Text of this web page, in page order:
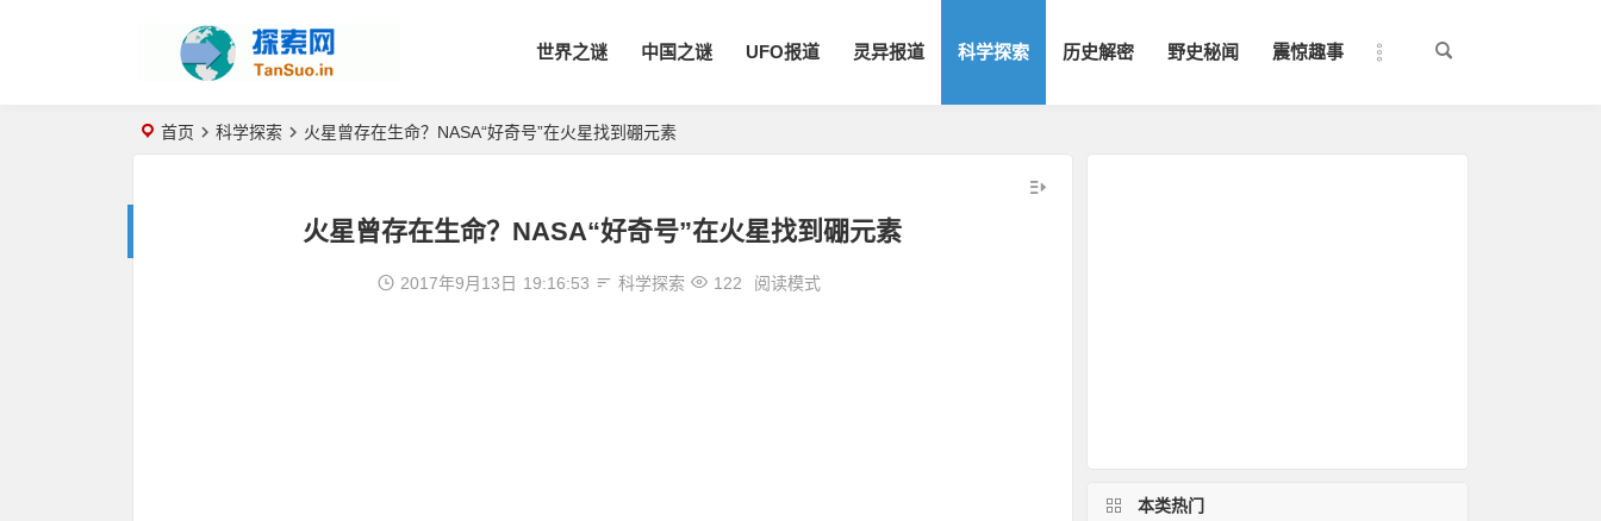
世界之谜 中国之谜 UFO报道 灵异报道 科学探索 历史解密 野史秘闻 震惊趣事
首页 科学探索 火星曾存在生命？NASA“好奇号”在火星找到硼元素
火星曾存在生命？NASA“好奇号”在火星找到硼元素
2017年9月13日 19:16:53 科学探索 122 阅读模式
本类热门